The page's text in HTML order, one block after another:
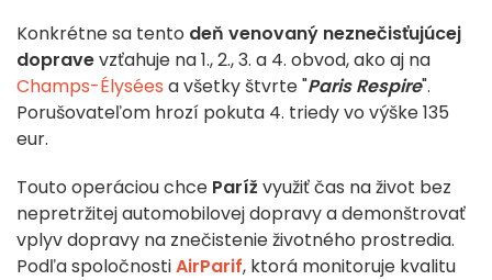
Konkrétne sa tento deň venovaný neznečisťujúcej
dopravevzťahuje na 1., 2., 3. a 4. obvod, ako aj na
Champs-Élysées a všetky štvrte "Paris Respire".
Porušovateľom hrozí pokuta 4. triedy vo výške 135
eur.
Touto operáciou chce Paríž využiť čas na život bez
nepretržitej automobilovej dopravy a demonštrovať
vplyv dopravy na znečistenie životného prostredia.
Podľa spoločnostiAirParif, ktorá monitoruje kvalitu